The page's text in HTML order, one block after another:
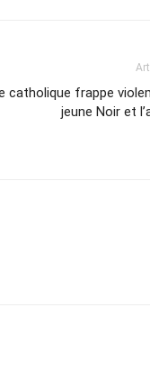
catholique frappe
jeune Noir et